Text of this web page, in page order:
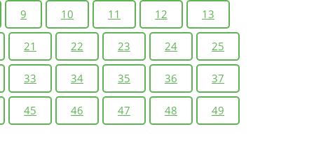
9 10 11 12 13
21 22 23 24 25
33 34 35 36 37
45 46 47 48 49